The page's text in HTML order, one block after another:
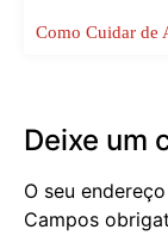
Como Cuidar de
Deixe um
O seu
Campos